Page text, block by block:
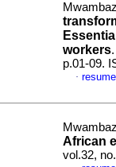
workers
p.01-09.
·
African
vol.32,